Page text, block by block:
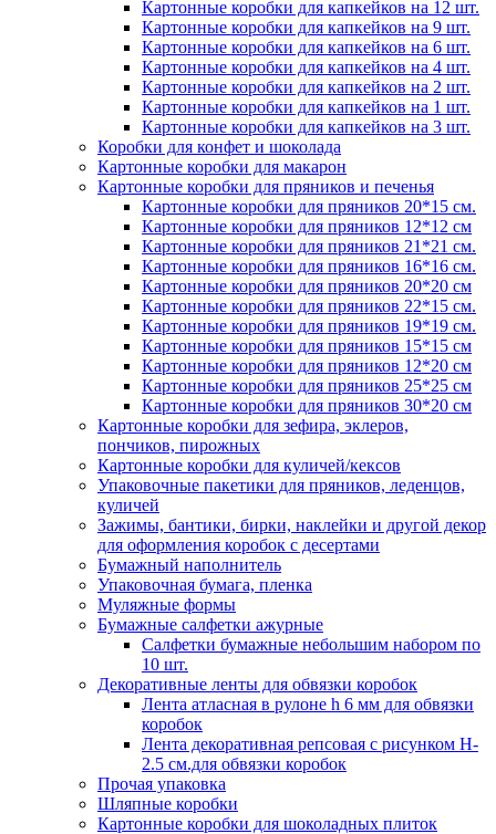
Картонные коробки для капкейков на 12 шт.
Картонные коробки для капкейков на 9 шт.
Картонные коробки для капкейков на 6 шт.
Картонные коробки для капкейков на 4 шт.
Картонные коробки для капкейков на 2 шт.
Картонные коробки для капкейков на 1 шт.
Картонные коробки для капкейков на 3 шт.
Коробки для конфет и шоколада
Картонные коробки для макарон
Картонные коробки для пряников и печенья
Картонные коробки для пряников 20*15 см.
Картонные коробки для пряников 12*12 см
Картонные коробки для пряников 21*21 см.
Картонные коробки для пряников 16*16 см.
Картонные коробки для пряников 20*20 см
Картонные коробки для пряников 22*15 см.
Картонные коробки для пряников 19*19 см.
Картонные коробки для пряников 15*15 см
Картонные коробки для пряников 12*20 см
Картонные коробки для пряников 25*25 см
Картонные коробки для пряников 30*20 см
Картонные коробки для зефира, эклеров,
пончиков, пирожных
Картонные коробки для куличей/кексов
Упаковочные пакетики для пряников, леденцов,
куличей
Зажимы, бантики, бирки, наклейки и другой декор
для оформления коробок с десертами
Бумажный наполнитель
Упаковочная бумага, пленка
Муляжные формы
Бумажные салфетки ажурные
Салфетки бумажные небольшим набором по
10 шт.
Декоративные ленты для обвязки коробок
Лента атласная в рулоне h 6 мм для обвязки
коробок
Лента декоративная репсовая с рисунком H-
2.5 см.для обвязки коробок
Прочая упаковка
Шляпные коробки
Картонные коробки для шоколадных плиток